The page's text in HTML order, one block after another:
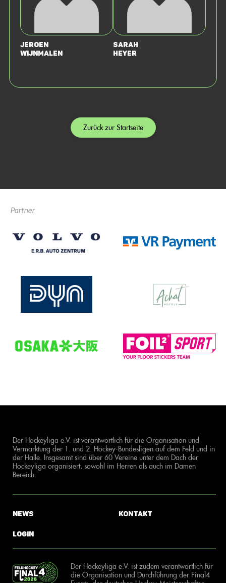
Jeroen
Wijnmalen
Sarah
Heyer
Zurück zur Startseite
Partner
Der Hockeyliga e.V. ist verantwortlich für die Organisation und
Vermarktung der 1. und 2. Hockey-Bundesligen auf dem Feld und in
der Halle. Insgesamt sind über 60 Vereine unter dem Dach der
Hockeyliga organisiert, sowohl im Herren als auch im Damen
Bereich.
News
Login
Kontakt
Der Hockeyliga e.V. ist zudem verantwortlich für
die Organisation und Durchführung der Final4